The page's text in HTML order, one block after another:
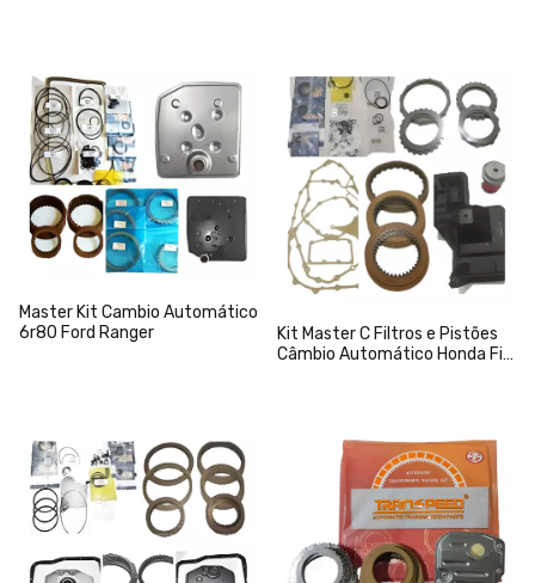
Master Kit Cambio Automático
6r80 Ford Ranger
Kit Master C Filtros e Pistões
Câmbio Automático Honda Fit